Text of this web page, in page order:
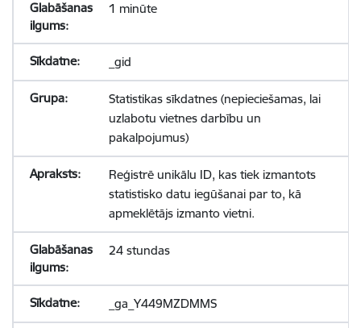
1 minūte
_gid
Statistikas sīkdatnes (nepieciešamas, lai
uzlabotu vietnes darbību un
pakalpojumus)
Reģistrē unikālu ID, kas tiek izmantots
statistisko datu iegūšanai par to, kā
apmeklētājs izmanto vietni.
24 stundas
_ga_Y449MZDMMS